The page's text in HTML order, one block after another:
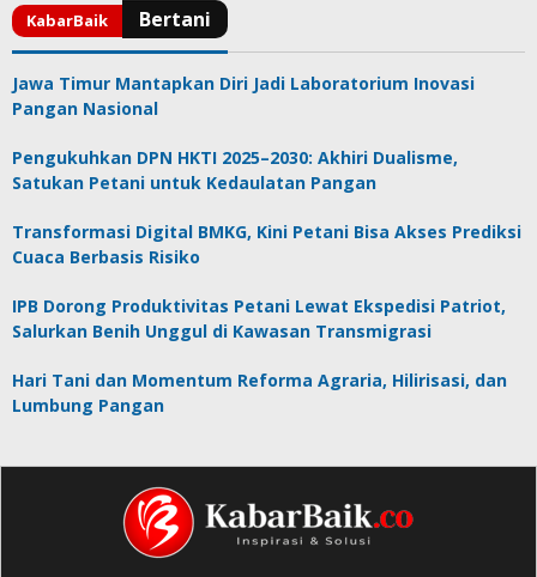
Jawa Timur Mantapkan Diri Jadi Laboratorium Inovasi
Pangan Nasional
Pengukuhkan DPN HKTI 2025–2030: Akhiri Dualisme,
Satukan Petani untuk Kedaulatan Pangan
Transformasi Digital BMKG, Kini Petani Bisa Akses Prediksi
Cuaca Berbasis Risiko
IPB Dorong Produktivitas Petani Lewat Ekspedisi Patriot,
Salurkan Benih Unggul di Kawasan Transmigrasi
Hari Tani dan Momentum Reforma Agraria, Hilirisasi, dan
Lumbung Pangan